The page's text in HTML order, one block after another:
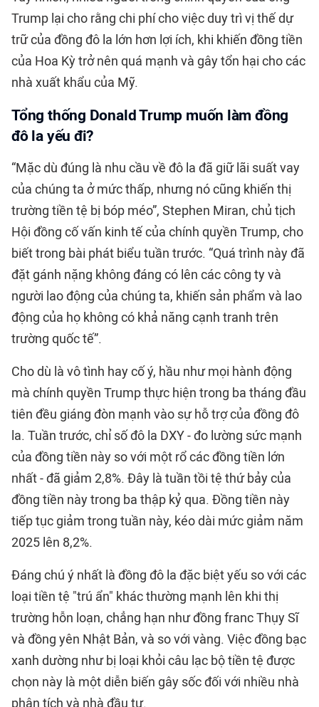
Trump lại cho rằng chi phí cho việc duy trì vị thế dự
trữ của đồng đô la lớn hơn lợi ích, khi khiến đồng tiền
của Hoa Kỳ trở nên quá mạnh và gây tổn hại cho các
nhà xuất khẩu của Mỹ.
Tổng thống Donald Trump muốn làm đồng
đô la yếu đi?
“Mặc dù đúng là nhu cầu về đô la đã giữ lãi suất vay
của chúng ta ở mức thấp, nhưng nó cũng khiến thị
trường tiền tệ bị bóp méo”, Stephen Miran, chủ tịch
Hội đồng cố vấn kinh tế của chính quyền Trump, cho
biết trong bài phát biểu tuần trước. “Quá trình này đã
đặt gánh nặng không đáng có lên các công ty và
người lao động của chúng ta, khiến sản phẩm và lao
động của họ không có khả năng cạnh tranh trên
trường quốc tế”.
Cho dù là vô tình hay cố ý, hầu như mọi hành động
mà chính quyền Trump thực hiện trong ba tháng đầu
tiên đều giáng đòn mạnh vào sự hỗ trợ của đồng đô
la. Tuần trước, chỉ số đô la DXY - đo lường sức mạnh
của đồng tiền này so với một rổ các đồng tiền lớn
nhất - đã giảm 2,8%. Đây là tuần tồi tệ thứ bảy của
đồng tiền này trong ba thập kỷ qua. Đồng tiền này
tiếp tục giảm trong tuần này, kéo dài mức giảm năm
2025 lên 8,2%.
Đáng chú ý nhất là đồng đô la đặc biệt yếu so với các
loại tiền tệ "trú ẩn" khác thường mạnh lên khi thị
trường hỗn loạn, chẳng hạn như đồng franc Thụy Sĩ
và đồng yên Nhật Bản, và so với vàng. Việc đồng bạc
xanh dường như bị loại khỏi câu lạc bộ tiền tệ được
chọn này là một diễn biến gây sốc đối với nhiều nhà
phân tích và nhà đầu tư.